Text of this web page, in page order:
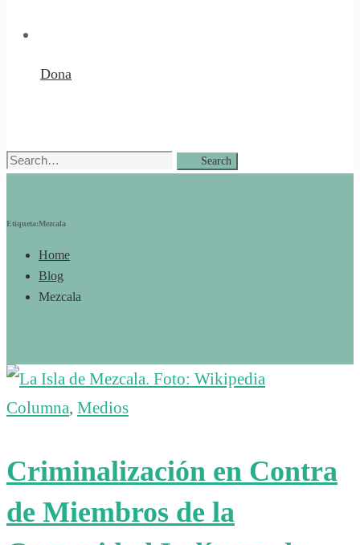
Dona
Search
Search
Etiqueta:Mezcala
Home
Blog
Mezcala
Columna, Medios
Criminalización en Contra
de Miembros de la